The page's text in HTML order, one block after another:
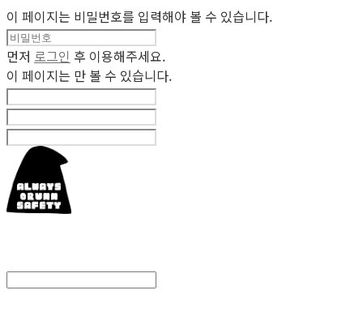
이 페이지는 비밀번호를 입력해야 볼 수 있습니다.
먼저 로그인 후 이용해주세요.
이 페이지는 만 볼 수 있습니다.